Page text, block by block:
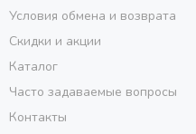
Условия обмена и возврата
Скидки и акции
Каталог
Часто задаваемые вопросы
Контакты